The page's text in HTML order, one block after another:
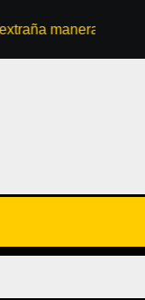
manera de